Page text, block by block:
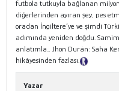
futbola tutkuyla bağlanan
diğerlerinden ayıran şey, pes
oradan İngiltere’ye ve şimdi
adımında yeniden doğdu.
anlatımla… Jhon Durán: Saha
hikâyesinden fazlası.
Yazar